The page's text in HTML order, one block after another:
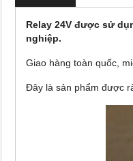
Relay 24V được sử
nghiệp.
Giao hàng toàn quốc,
Đây là sản phẩm được